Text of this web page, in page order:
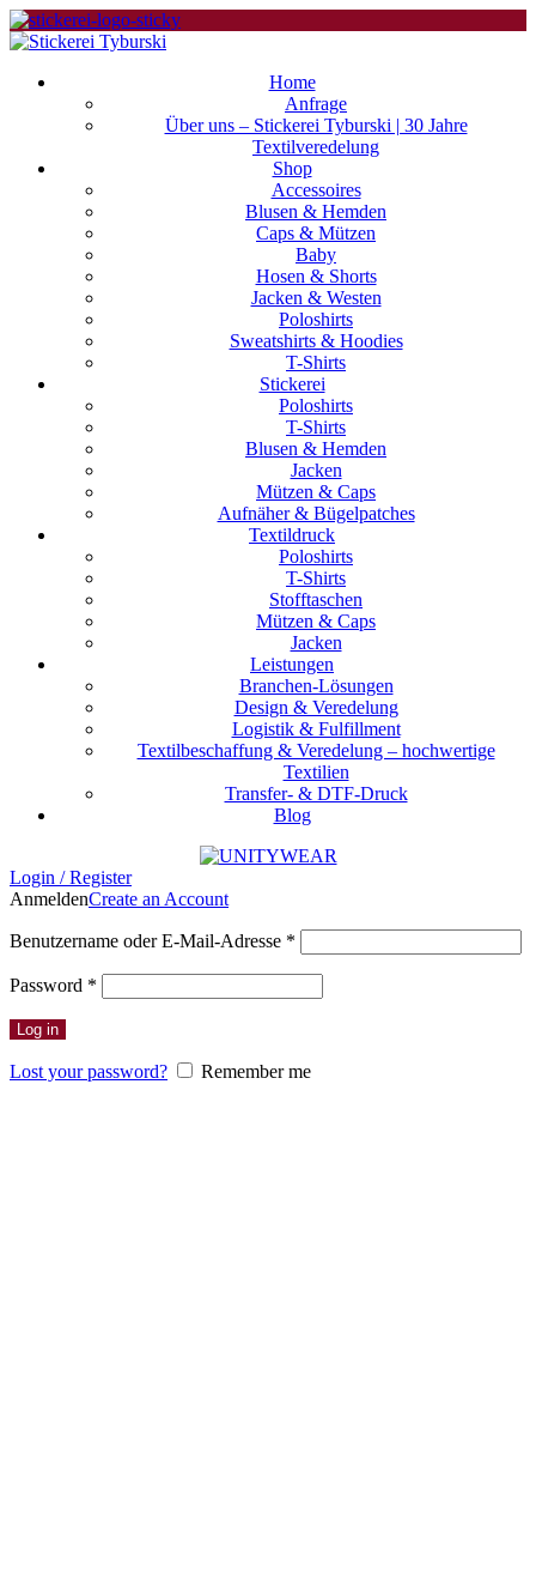
Home
Anfrage
Über uns – Stickerei Tyburski | 30 Jahre
Textilveredelung
Shop
Accessoires
Blusen & Hemden
Caps & Mützen
Baby
Hosen & Shorts
Jacken & Westen
Poloshirts
Sweatshirts & Hoodies
T-Shirts
Stickerei
Poloshirts
T-Shirts
Blusen & Hemden
Jacken
Mützen & Caps
Aufnäher & Bügelpatches
Textildruck
Poloshirts
T-Shirts
Stofftaschen
Mützen & Caps
Jacken
Leistungen
Branchen-Lösungen
Design & Veredelung
Logistik & Fulfillment
Textilbeschaffung & Veredelung – hochwertige
Textilien
Transfer- & DTF-Druck
Blog
Login / Register
AnmeldenCreate an Account
Benutzername oder E-Mail-Adresse *
Password *
Log in
Lost your password? Remember me